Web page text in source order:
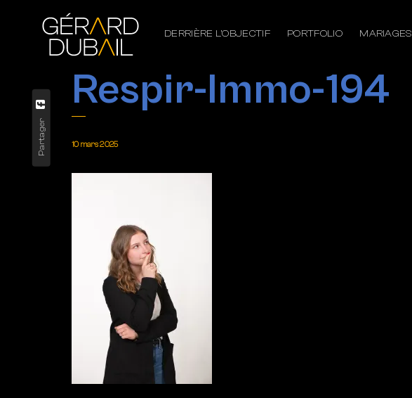
DERRIÈRE L’OBJECTIF PORTFOLIO MARIAGES
Respir-Immo-194
Partager 10 mars 2025